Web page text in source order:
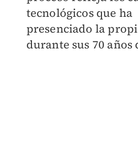
tecnológicos que ha
presenciado la
durante sus 70